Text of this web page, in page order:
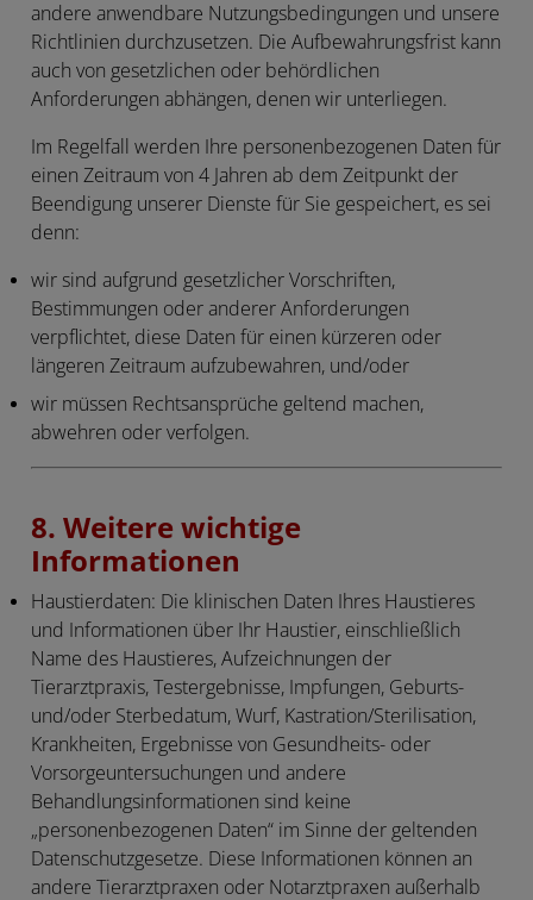
andere anwendbare Nutzungsbedingungen und unsere
Richtlinien durchzusetzen. Die Aufbewahrungsfrist kann
auch von gesetzlichen oder behördlichen
Anforderungen abhängen, denen wir unterliegen.
Im Regelfall werden Ihre personenbezogenen Daten für
einen Zeitraum von 4 Jahren ab dem Zeitpunkt der
Beendigung unserer Dienste für Sie gespeichert, es sei
denn:
wir sind aufgrund gesetzlicher Vorschriften,
Bestimmungen oder anderer Anforderungen
verpflichtet, diese Daten für einen kürzeren oder
längeren Zeitraum aufzubewahren, und/oder
wir müssen Rechtsansprüche geltend machen,
abwehren oder verfolgen.
8. Weitere wichtige
Informationen
Haustierdaten: Die klinischen Daten Ihres Haustieres
und Informationen über Ihr Haustier, einschließlich
Name des Haustieres, Aufzeichnungen der
Tierarztpraxis, Testergebnisse, Impfungen, Geburts-
und/oder Sterbedatum, Wurf, Kastration/Sterilisation,
Krankheiten, Ergebnisse von Gesundheits- oder
Vorsorgeuntersuchungen und andere
Behandlungsinformationen sind keine
„personenbezogenen Daten“ im Sinne der geltenden
Datenschutzgesetze. Diese Informationen können an
andere Tierarztpraxen oder Notarztpraxen außerhalb